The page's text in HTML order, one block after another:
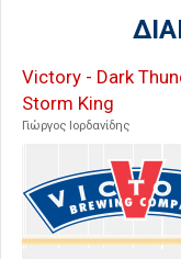
Victory - Dark
Storm King
Γιώργος Ιορδανίδης